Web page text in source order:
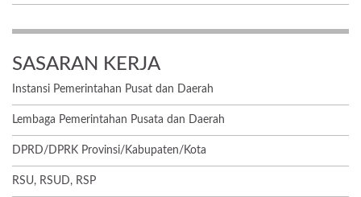
SASARAN KERJA
Instansi Pemerintahan Pusat dan Daerah
Lembaga Pemerintahan Pusata dan Daerah
DPRD/DPRK Provinsi/Kabupaten/Kota
RSU, RSUD, RSP